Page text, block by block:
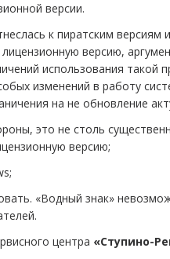
версии.
к пиратским версиям
версию,
использования такой
изменений в работу
на не обновление
это не столь
версию;
«Водный знак»
центра «Ступино-